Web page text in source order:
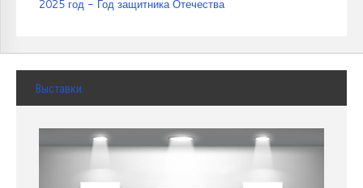
2025 год - Год защитника Отечества
Выставки